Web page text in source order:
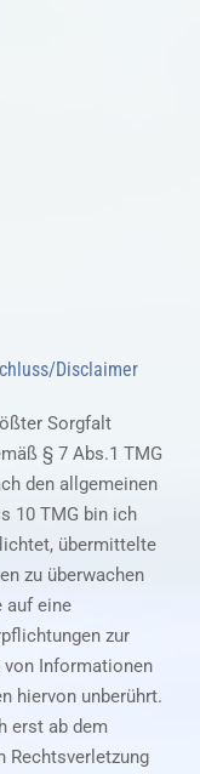
Disclaimer
Sorgfalt
§ 7 Abs.1 TMG
den allgemeinen
10 TMG bin ich
übermittelte
zu überwachen
auf eine
zur
von Informationen
hiervon unberührt.
erst ab dem
Rechtsverletzung